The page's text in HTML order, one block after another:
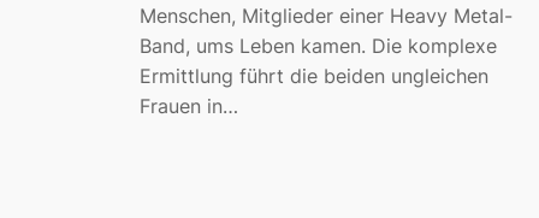
Menschen, Mitglieder einer Heavy Metal-
Band, ums Leben kamen. Die komplexe
Ermittlung führt die beiden ungleichen
Frauen in…